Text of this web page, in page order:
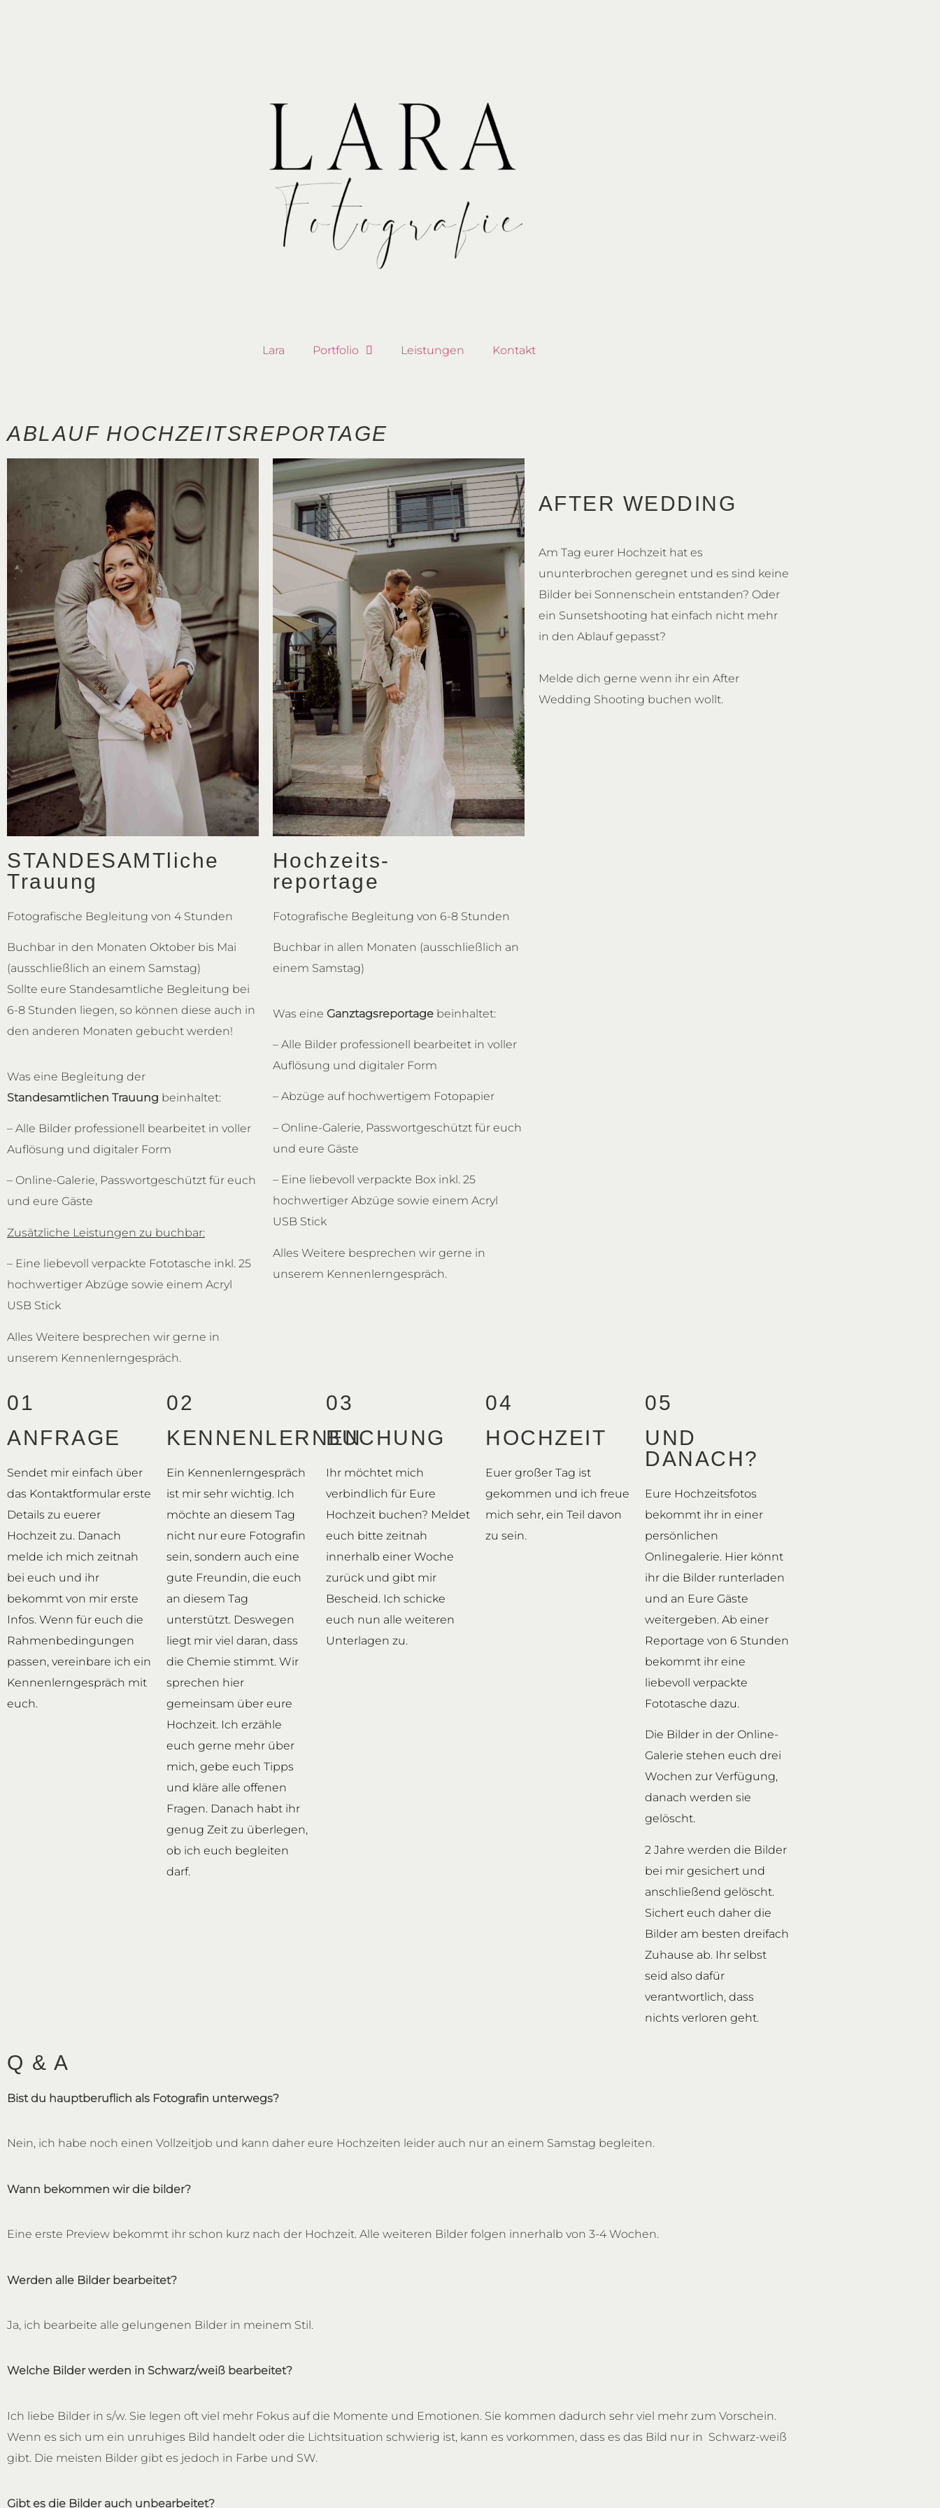
Lara Portfolio Leistungen Kontakt
ABLAUF HOCHZEITSREPORTAGE
STANDESAMTliche
Trauung
Fotografische Begleitung von 4 Stunden
Buchbar in den Monaten Oktober bis Mai
(ausschließlich an einem Samstag)
Sollte eure Standesamtliche Begleitung bei
6-8 Stunden liegen, so können diese auch in
den anderen Monaten gebucht werden!
Was eine Begleitung der
Standesamtlichen Trauung beinhaltet:
– Alle Bilder professionell bearbeitet in voller
Auflösung und digitaler Form
– Online-Galerie, Passwortgeschützt für euch
und eure Gäste
Zusätzliche Leistungen zu buchbar:
– Eine liebevoll verpackte Fototasche inkl. 25
hochwertiger Abzüge sowie einem Acryl
USB Stick
Alles Weitere besprechen wir gerne in
unserem Kennenlerngespräch.
Hochzeits-
reportage
Fotografische Begleitung von 6-8 Stunden
Buchbar in allen Monaten (ausschließlich an
einem Samstag)
Was eine Ganztagsreportagebeinhaltet:
– Alle Bilder professionell bearbeitet in voller
Auflösung und digitaler Form
– Abzüge auf hochwertigem Fotopapier
– Online-Galerie, Passwortgeschützt für euch
und eure Gäste
– Eine liebevoll verpackte Box inkl. 25
hochwertiger Abzüge sowie einem Acryl
USB Stick
Alles Weitere besprechen wir gerne in
unserem Kennenlerngespräch.
AFTER WEDDING
Am Tag eurer Hochzeit hat es
ununterbrochen geregnet und es sind keine
Bilder bei Sonnenschein entstanden? Oder
ein Sunsetshooting hat einfach nicht mehr
in den Ablauf gepasst?
Melde dich gerne wenn ihr ein After
Wedding Shooting buchen wollt.
01
ANFRAGE
Sendet mir einfach über
das Kontaktformular erste
Details zu euerer
Hochzeit zu. Danach
melde ich mich zeitnah
bei euch und ihr
bekommt von mir erste
Infos. Wenn für euch die
Rahmenbedingungen
passen, vereinbare ich ein
Kennenlerngespräch mit
euch.
02
KENNENLERNEN
Ein Kennenlerngespräch
ist mir sehr wichtig. Ich
möchte an diesem Tag
nicht nur eure Fotografin
sein, sondern auch eine
gute Freundin, die euch
an diesem Tag
unterstützt. Deswegen
liegt mir viel daran, dass
die Chemie stimmt. Wir
sprechen hier
gemeinsam über eure
Hochzeit. Ich erzähle
euch gerne mehr über
mich, gebe euch Tipps
und kläre alle offenen
Fragen. Danach habt ihr
genug Zeit zu überlegen,
ob ich euch begleiten
darf.
03
BUCHUNG
Ihr möchtet mich
verbindlich für Eure
Hochzeit buchen? Meldet
euch bitte zeitnah
innerhalb einer Woche
zurück und gibt mir
Bescheid. Ich schicke
euch nun alle weiteren
Unterlagen zu.
04
HOCHZEIT
Euer großer Tag ist
gekommen und ich freue
mich sehr, ein Teil davon
zu sein.
05
UND
DANACH?
Eure Hochzeitsfotos
bekommt ihr in einer
persönlichen
Onlinegalerie. Hier könnt
ihr die Bilder runterladen
und an Eure Gäste
weitergeben. Ab einer
Reportage von 6 Stunden
bekommt ihr eine
liebevoll verpackte
Fototasche dazu.
Die Bilder in der Online-
Galerie stehen euch drei
Wochen zur Verfügung,
danach werden sie
gelöscht.
2 Jahre werden die Bilder
bei mir gesichert und
anschließend gelöscht.
Sichert euch daher die
Bilder am besten dreifach
Zuhause ab. Ihr selbst
seid also dafür
verantwortlich, dass
nichts verloren geht.
Q & A
Bist du hauptberuflich als Fotografin unterwegs?
Nein, ich habe noch einen Vollzeitjob und kann daher eure Hochzeiten leider auch nur an einem Samstag begleiten.
Wann bekommen wir die bilder?
Eine erste Preview bekommt ihr schon kurz nach der Hochzeit. Alle weiteren Bilder folgen innerhalb von 3-4 Wochen.
Werden alle Bilder bearbeitet?
Ja, ich bearbeite alle gelungenen Bilder in meinem Stil.
Welche Bilder werden in Schwarz/weiß bearbeitet?
Ich liebe Bilder in s/w. Sie legen oft viel mehr Fokus auf die Momente und Emotionen. Sie kommen dadurch sehr viel mehr zum Vorschein.
Wenn es sich um ein unruhiges Bild handelt oder die Lichtsituation schwierig ist, kann es vorkommen, dass es das Bild nur in Schwarz-weiß
gibt. Die meisten Bilder gibt es jedoch in Farbe und SW.
Gibt es die Bilder auch unbearbeitet?